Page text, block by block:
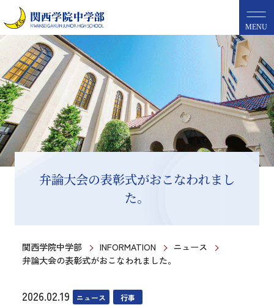
MENU
弁論大会の表彰式がおこなわれまし
た。
関西学院中学部 INFORMATION
ニュース
弁論大会の表彰式がおこなわれました。
2026.02.19 ニュース 行事